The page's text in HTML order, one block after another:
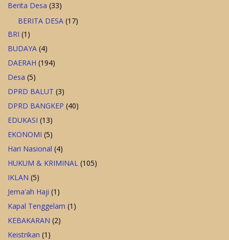
Berita Desa (33)
BERITA DESA (17)
BRI (1)
BUDAYA (4)
DAERAH (194)
Desa (5)
DPRD BALUT (3)
DPRD BANGKEP (40)
EDUKASI (13)
EKONOMI (5)
Hari Nasional (4)
HUKUM & KRIMINAL (105)
IKLAN (5)
Jema'ah Haji (1)
Kapal Tenggelam (1)
KEBAKARAN (2)
Keistrikan (1)